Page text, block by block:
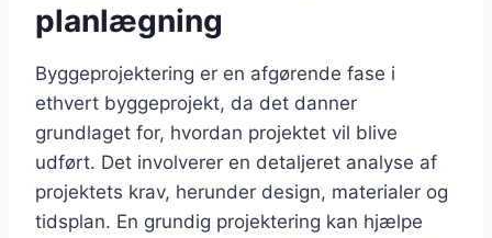
planlægning
Byggeprojektering er en afgørende fase i
ethvert byggeprojekt, da det danner
grundlaget for, hvordan projektet vil blive
udført. Det involverer en detaljeret analyse af
projektets krav, herunder design, materialer og
tidsplan. En grundig projektering kan hjælpe